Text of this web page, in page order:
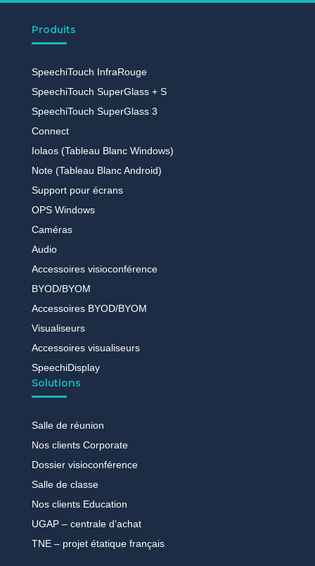
Produits
SpeechiTouch InfraRouge
SpeechiTouch SuperGlass + S
SpeechiTouch SuperGlass 3
Connect
Iolaos (Tableau Blanc Windows)
Note (Tableau Blanc Android)
Support pour écrans
OPS Windows
Caméras
Audio
Accessoires visioconférence
BYOD/BYOM
Accessoires BYOD/BYOM
Visualiseurs
Accessoires visualiseurs
SpeechiDisplay
Solutions
Salle de réunion
Nos clients Corporate
Dossier visioconférence
Salle de classe
Nos clients Education
UGAP – centrale d’achat
TNE – projet étatique français